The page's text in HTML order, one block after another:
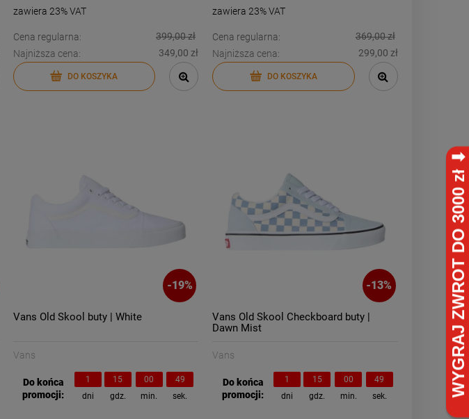
zawiera 23% VAT
Cena regularna:
399,00 zł
Najniższa cena:
349,00 zł
DO KOSZYKA
zawiera 23% VAT
Cena regularna:
369,00 zł
Najniższa cena:
299,00 zł
DO KOSZYKA
-19%
Vans Old Skool buty | White
Vans
Do końca
promocji:
1
dni
15
gdz.
00
min.
48
sek.
-13%
Vans Old Skool Checkboard buty |
Dawn Mist
Vans
Do końca
promocji:
1
dni
15
gdz.
00
min.
48
sek.